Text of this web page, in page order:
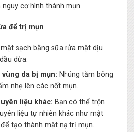
cơ hình thành mụn.
để trị mụn
mặt sạch bằng sữa rửa mặt dịu
dừa.
da bị mụn: Nhúng tăm bông
nhẹ lên các nốt mụn.
liệu khác: Bạn có thể trộn
liệu tự nhiên khác như mật
tạo thành mặt nạ trị mụn.